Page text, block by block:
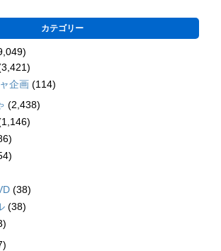
カテゴリー
企画 (114)
(2,438)
(38)
(38)